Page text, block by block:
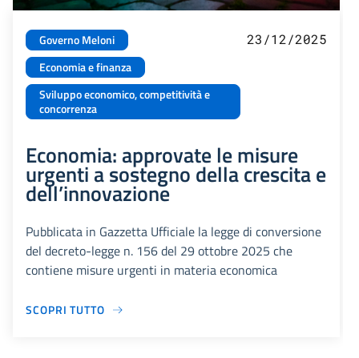
Governo Meloni
Economia e finanza
Sviluppo economico, competitività e
concorrenza
23/12/2025
Economia: approvate le misure
urgenti a sostegno della crescita e
dell’innovazione
Pubblicata in Gazzetta Ufficiale la legge di conversione
del decreto-legge n. 156 del 29 ottobre 2025 che
contiene misure urgenti in materia economica
SCOPRI TUTTO